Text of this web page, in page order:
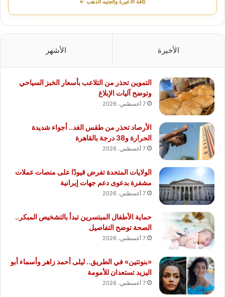
كافة الأعيرة والجنيه الذهب ←
الأخيرة الأشهر
التموين تحذر من التلاعب بأسعار الخبز السياحي
وتوضح آليات الإبلاغ
7 أغسطس، 2026
الأرصاد تحذر من طقس الغد.. أجواء شديدة
الحرارة و38 درجة بالقاهرة
7 أغسطس، 2026
الولايات المتحدة تفرض قيودًا على منصات عملات
مشفرة بدعوى دعم جهات إيرانية
7 أغسطس، 2026
حماية الأطفال المبتسرين تبدأ بالتشخيص المبكر..
الصحة توضح التفاصيل
7 أغسطس، 2026
«بنوتتين» في الطريق.. ليلى أحمد زاهر وأسماء أبو
اليزيد تستعدان للأمومة
7 أغسطس، 2026